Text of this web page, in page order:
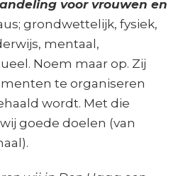
voor vrouwen en
grondwettelijk, fysiek,
mentaal,
Noem maar op. Zij
te organiseren
wordt. Met die
goede doelen (van